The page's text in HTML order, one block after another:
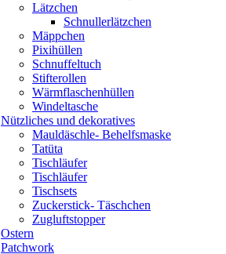
Lätzchen
Schnullerlätzchen
Mäppchen
Pixihüllen
Schnuffeltuch
Stifterollen
Wärmflaschenhüllen
Windeltasche
Nützliches und dekoratives
Mauldäschle- Behelfsmaske
Tatüta
Tischläufer
Tischläufer
Tischsets
Zuckerstick- Täschchen
Zugluftstopper
Ostern
Patchwork